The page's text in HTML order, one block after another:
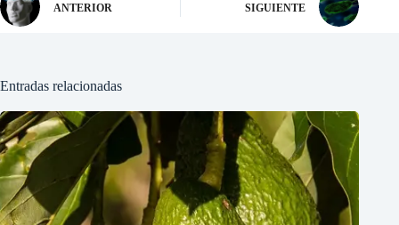
ANTERIOR SIGUIENTE
Entradas relacionadas